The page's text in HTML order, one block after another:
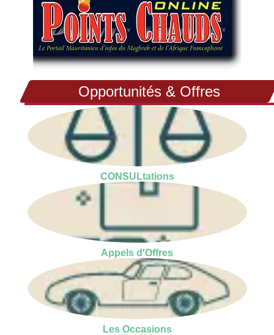
Opportunités & Offres
CONSULtations
Appels d'Offres
Les Occasions